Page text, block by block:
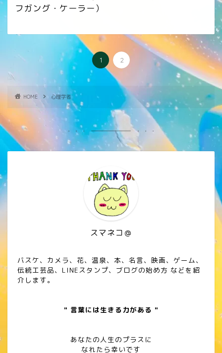
フガング・ケーラー）
1 2
HOME 心理学者
スマネコ＠
バスケ、カメラ、花、温泉、本、名言、映画、ゲーム、
伝統工芸品、LINEスタンプ、ブログの始め方 などを紹
介します。
" 言葉には生きる力がある "
あなたの人生のプラスに
なれたら幸いです